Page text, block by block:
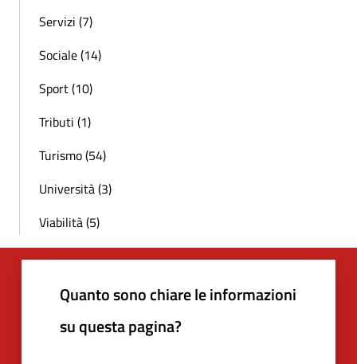
Servizi (7)
Sociale (14)
Sport (10)
Tributi (1)
Turismo (54)
Università (3)
Viabilità (5)
Quanto sono chiare le informazioni
su questa pagina?